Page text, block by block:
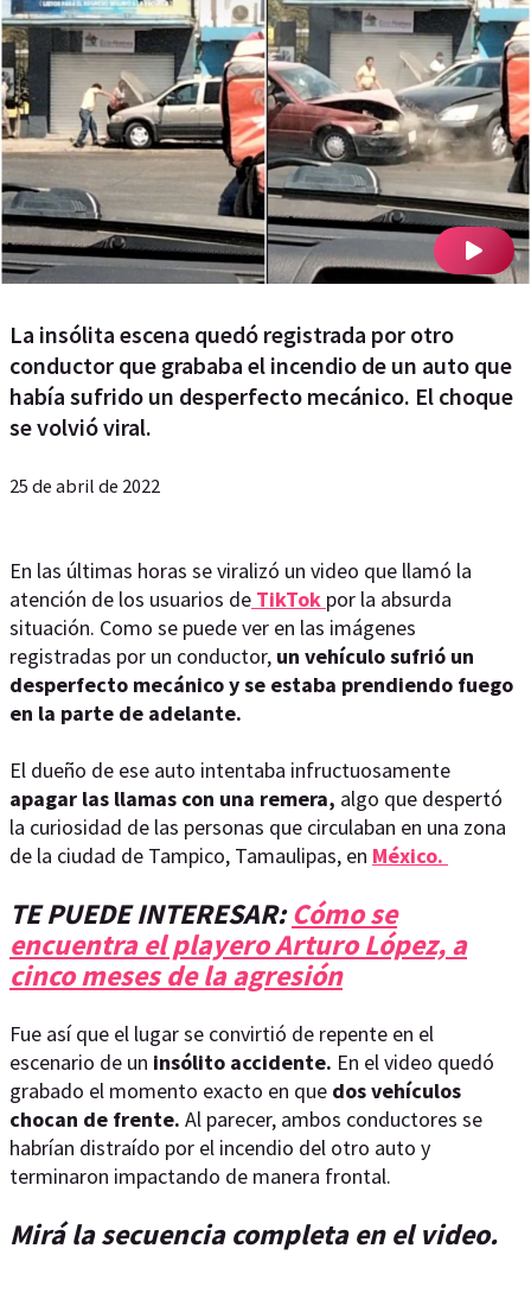
La insólita escena quedó registrada por otro
conductor que grababa el incendio de un auto que
había sufrido un desperfecto mecánico. El choque
se volvió viral.
25 de abril de 2022
En las últimas horas se viralizó un video que llamó la
atención de los usuarios de TikTok por la absurda
situación. Como se puede ver en las imágenes
registradas por un conductor, un vehículo sufrió un
desperfecto mecánico y se estaba prendiendo fuego
en la parte de adelante.
El dueño de ese auto intentaba infructuosamente
apagar las llamas con una remera, algo que despertó
la curiosidad de las personas que circulaban en una zona
de la ciudad de Tampico, Tamaulipas, en México.
TE PUEDE INTERESAR:Cómo se
encuentra el playero Arturo López, a
cinco meses de la agresión
Fue así que el lugar se convirtió de repente en el
escenario de un insólito accidente. En el video quedó
grabado el momento exacto en que dos vehículos
chocan de frente. Al parecer, ambos conductores se
habrían distraído por el incendio del otro auto y
terminaron impactando de manera frontal.
Mirá la secuencia completa en el video.